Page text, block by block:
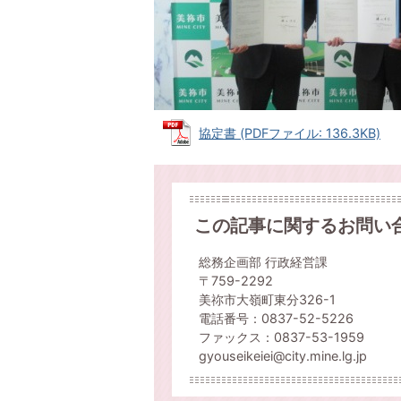
協定書 (PDFファイル: 136.3KB)
この記事に関するお問い
総務企画部 行政経営課
〒759-2292
美祢市大嶺町東分326-1
電話番号：0837-52-5226
ファックス：0837-53-1959
gyouseikeiei@city.mine.lg.jp